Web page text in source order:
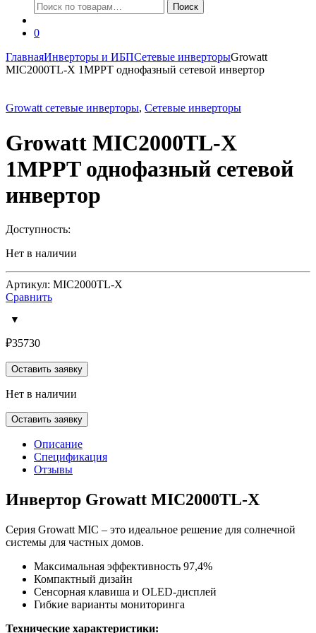
Искать:
Поиск
0
ГлавнаяИнверторы и ИБПСетевые инверторыGrowatt
MIC2000TL-X 1MPPT однофазный сетевой инвертор
Growatt сетевые инверторы, Сетевые инверторы
Growatt MIC2000TL-X
1MPPT однофазный сетевой
инвертор
Доступность:
Нет в наличии
Артикул: MIC2000TL-X
Сравнить
₽35730
Оставить заявку
Нет в наличии
Оставить заявку
Описание
Спецификация
Отзывы
Инвертор Growatt MIC2000TL-X
Серия Growatt MIC – это идеальное решение для солнечной
системы для частных домов.
Максимальная эффективность 97,4%
Компактный дизайн
Сенсорная клавиша и OLED-дисплей
Гибкие варианты мониторинга
Технические характеристики: